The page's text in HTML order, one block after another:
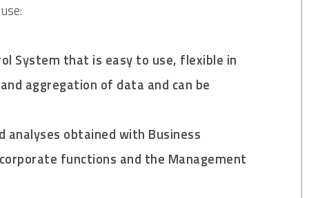
System that is easy to use, flexible in
aggregation of data and can be
obtained with Business
functions and the Management